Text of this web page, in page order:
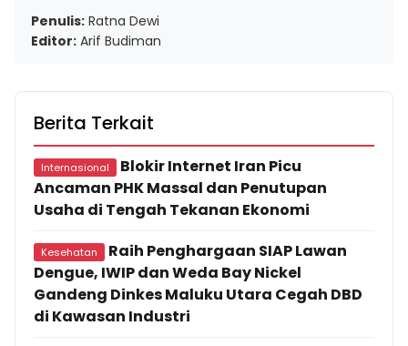
Penulis: Ratna Dewi
Editor: Arif Budiman
Berita Terkait
Internasional
Blokir Internet Iran Picu
Ancaman PHK Massal dan Penutupan
Usaha di Tengah Tekanan Ekonomi
Kesehatan
Raih Penghargaan SIAP Lawan
Dengue, IWIP dan Weda Bay Nickel
Gandeng Dinkes Maluku Utara Cegah DBD
di Kawasan Industri